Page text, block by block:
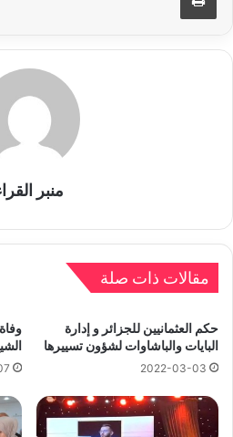
منبر
مقالات ذات صلة
حكم العثمانيين للجزائر و إدارة
البايات والباشاوات لشؤون تسييرها
2022-03-03